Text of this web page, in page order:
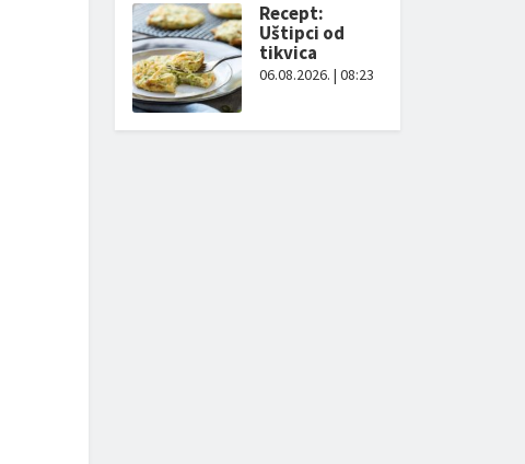
Recept:
Uštipci od
tikvica
06.08.2026. | 08:23